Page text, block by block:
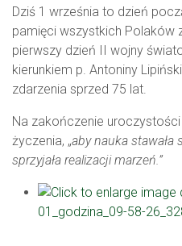
Dziś 1 września to dzień
pamięci wszystkich Polaków
pierwszy dzień II wojny
kierunkiem p. Antoniny
zdarzenia sprzed 75 lat.
Na zakończenie uroczystości
życzenia, „aby nauka stawała
sprzyjała realizacji marzeń.”